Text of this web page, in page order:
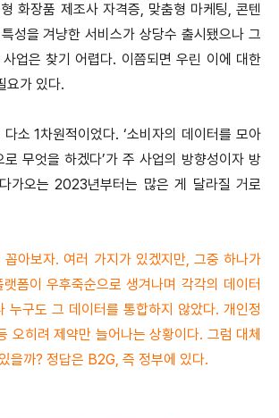
화장품 제조사 자격증, 맞춤형 마케팅, 콘텐
성을 겨냥한 서비스가 상당수 출시됐으나 그
업은 찾기 어렵다. 이쯤되면 우린 이에 대한
요가 있다.
소 1차원적이었다. ‘소비자의 데이터를 모아
무엇을 하겠다’가 주 사업의 방향성이자 방
가오는 2023년부터는 많은 게 달라질 거로
꼽아보자. 여러 가지가 있겠지만, 그중 하나가
랫폼이 우후죽순으로 생겨나며 각각의 데이터
누구도 그 데이터를 통합하지 않았다. 개인정
오히려 제약만 늘어나는 상황이다. 그럼 대체
을까? 정답은 B2G, 즉 정부에 있다.